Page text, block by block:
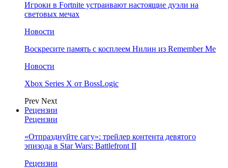
Игроки в Fortnite устраивают настоящие дуэли на
световых мечах
Новости
Воскресите память с косплеем Нилин из Remember Me
Новости
Xbox Series X от BossLogic
Prev Next
Рецензии
Рецензии
«Отпразднуйте сагу»: трейлер контента девятого
эпизода в Star Wars: Battlefront II
Рецензии